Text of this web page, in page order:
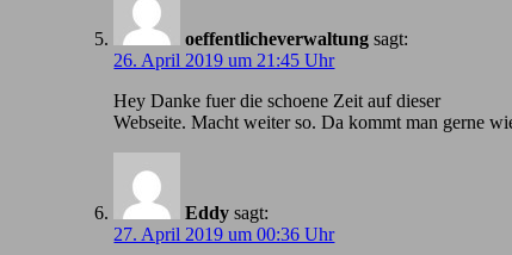
oeffentlicheverwaltung sagt:
26. April 2019 um 21:45 Uhr
Hey Danke fuer die schoene Zeit auf dieser
Webseite. Macht weiter so. Da kommt man gerne
Eddy sagt:
27. April 2019 um 00:36 Uhr